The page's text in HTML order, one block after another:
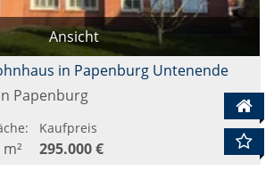
Ansicht
in Papenburg Untenende
Papenburg
Kaufpreis
295.000 €